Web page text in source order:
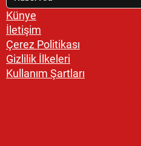
Künye
İletişim
Çerez Politikası
Gizlilik İlkeleri
Kullanım Şartları